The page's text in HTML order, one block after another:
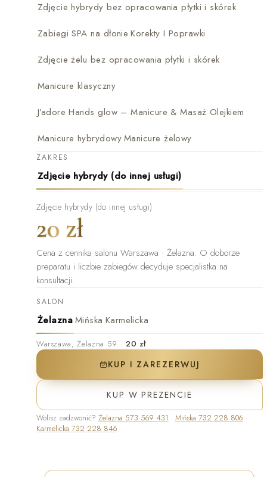
Zdjęcie hybrydy bez opracowania płytki i skórek
Zabiegi SPA na dłonie Korekty I Poprawki
Zdjęcie żelu bez opracowania płytki i skórek
Manicure klasyczny
J’adore Hands glow – Manicure & Masaż Olejkiem
Manicure hybrydowyManicure żelowy
ZAKRES
Zdjęcie hybrydy (do innej usługi)
Zdjęcie hybrydy (do innej usługi)
20 zł
Cena z cennika salonu Warszawa · Żelazna. O doborze
preparatu i liczbie zabiegów decyduje specjalistka na
konsultacji.
SALON
ŻelaznaMińska Karmelicka
Warszawa,Żelazna 59 · 20 zł
KUP I ZAREZERWUJ
KUP W PREZENCIE
Wolisz zadzwonić? Żelazna 573 569 431 · Mińska 732 228 806 ·
Karmelicka 732 228 846